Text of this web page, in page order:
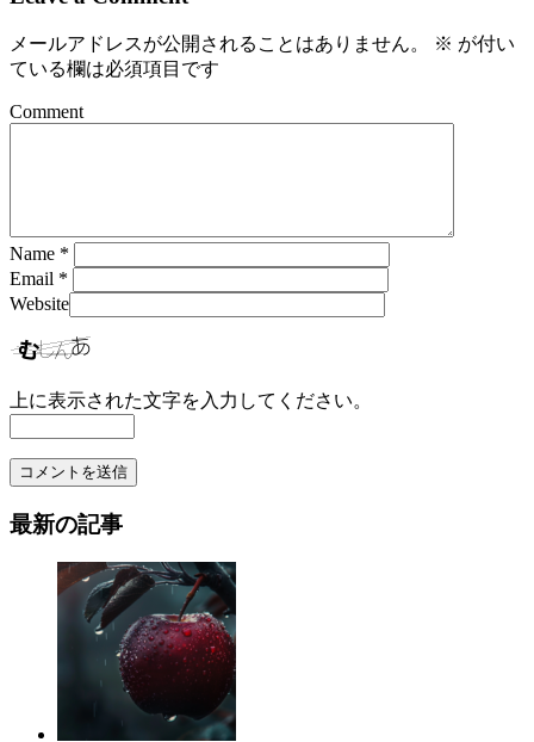
メールアドレスが公開されることはありません。 ※ が付い
ている欄は必須項目です
Comment
Name *
Email *
Website
上に表示された文字を入力してください。
最新の記事